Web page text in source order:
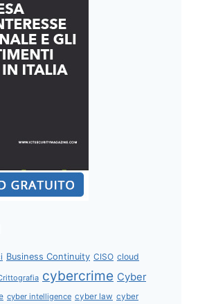
Business Continuity CISO cloud
cybercrime Cyber
cyber intelligence cyber law cyber